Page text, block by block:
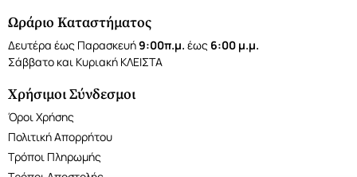
Ωράριο Καταστήματος
Δευτέρα έως Παρασκευή9:00π.μ. έως 6:00 μ.μ.
Σάββατο και Κυριακή ΚΛΕΙΣΤΑ
Χρήσιμοι Σύνδεσμοι
Όροι Χρήσης
Πολιτική Απορρήτου
Τρόποι Πληρωμής